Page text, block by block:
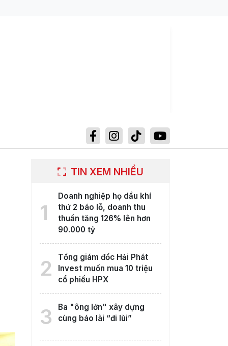
TIN XEM NHIỀU
1
Doanh nghiệp họ dầu khí
thứ 2 báo lỗ, doanh thu
thuần tăng 126% lên hơn
90.000 tỷ
2
Tổng giám đốc Hải Phát
Invest muốn mua 10 triệu
cổ phiếu HPX
3
Ba "ông lớn" xây dựng
cùng báo lãi “đi lùi”